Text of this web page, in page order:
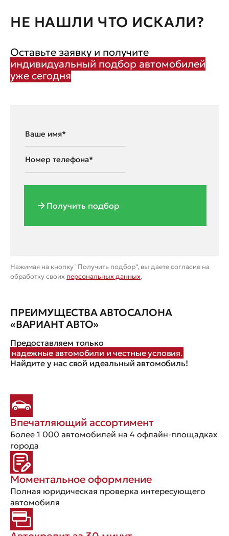
НЕ НАШЛИ ЧТО ИСКАЛИ?
Оставьте заявку и получите
индивидуальный подбор автомобилей
уже сегодня
Получить подбор
Нажимая на кнопку "Получить подбор", вы даете согласие на
обработку своих персональных данных.
ПРЕИМУЩЕСТВА АВТОСАЛОНА
«ВАРИАНТ АВТО»
Предоставляем только
надежные автомобили и честные условия.
Найдите у нас свой идеальный автомобиль!
Впечатляющий ассортимент
Более 1 000 автомобилей на 4 офлайн-площадках
города
Моментальное оформление
Полная юридическая проверка интересующего
автомобиля